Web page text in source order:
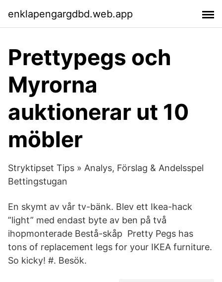
enklapengargdbd.web.app
Prettypegs och
Myrorna
auktionerar ut 10
möbler
Stryktipset Tips » Analys, Förslag & Andelsspel
Bettingstugan
En skymt av vår tv-bänk. Blev ett Ikea-hack
”light” med endast byte av ben på två
ihopmonterade Bestå-skåp Pretty Pegs has
tons of replacement legs for your IKEA furniture.
So kicky! #. Besök.